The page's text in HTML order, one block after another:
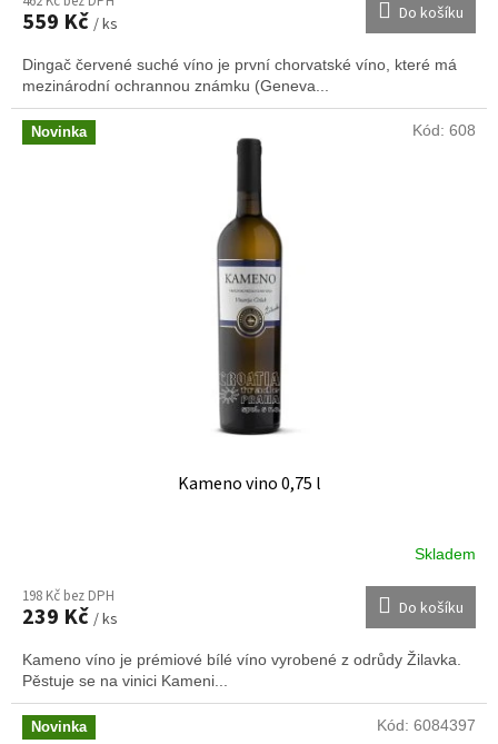
559 Kč / ks Do košíku
Dingač červené suché víno je první chorvatské víno, které má
mezinárodní ochrannou známku (Geneva...
Novinka
Kameno vino 0,75 l
Skladem
198 Kč bez DPH
239 Kč / ks Do košíku
Kameno víno je prémiové bílé víno vyrobené z odrůdy Žilavka.
Pěstuje se na vinici Kameni...
Kód: 608
Novinka Kód: 6084397